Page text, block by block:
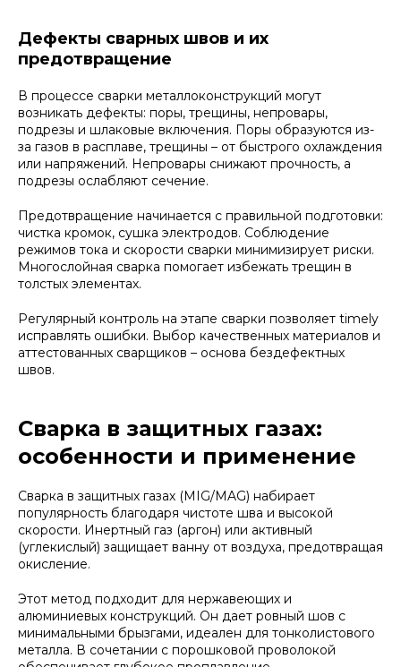
Дефекты сварных швов и их
предотвращение
В процессе сварки металлоконструкций могут
возникать дефекты: поры, трещины, непровары,
подрезы и шлаковые включения. Поры образуются из-
за газов в расплаве, трещины – от быстрого охлаждения
или напряжений. Непровары снижают прочность, а
подрезы ослабляют сечение.
Предотвращение начинается с правильной подготовки:
чистка кромок, сушка электродов. Соблюдение
режимов тока и скорости сварки минимизирует риски.
Многослойная сварка помогает избежать трещин в
толстых элементах.
Регулярный контроль на этапе сварки позволяет timely
исправлять ошибки. Выбор качественных материалов и
аттестованных сварщиков – основа бездефектных
швов.
Сварка в защитных газах:
особенности и применение
Сварка в защитных газах (MIG/MAG) набирает
популярность благодаря чистоте шва и высокой
скорости. Инертный газ (аргон) или активный
(углекислый) защищает ванну от воздуха, предотвращая
окисление.
Этот метод подходит для нержавеющих и
алюминиевых конструкций. Он дает ровный шов с
минимальными брызгами, идеален для тонколистового
металла. В сочетании с порошковой проволокой